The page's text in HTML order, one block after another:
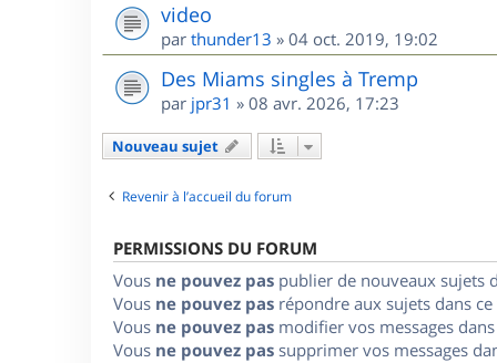
video
par thunder13 » 04 oct. 2019, 19:02
Des Miams singles à Tremp
par jpr31 » 08 avr. 2026, 17:23
Nouveau sujet
Revenir à l’accueil du forum
PERMISSIONS DU FORUM
Vous ne pouvez pas publier de nouveaux sujets
Vous ne pouvez pas répondre aux sujets dans
Vous ne pouvez pas modifier vos messages
Vous ne pouvez pas supprimer vos messages